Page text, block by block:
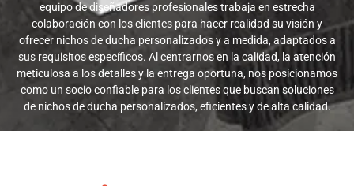
equipo de diseñadores profesionales trabaja en estrecha
colaboración con los clientes para hacer realidad su visión y
ofrecer nichos de ducha personalizados y a medida, adaptados a
sus requisitos específicos. Al centrarnos en la calidad, la atención
meticulosa a los detalles y la entrega oportuna, nos posicionamos
como un socio confiable para los clientes que buscan soluciones
de nichos de ducha personalizados, eficientes y de alta calidad.